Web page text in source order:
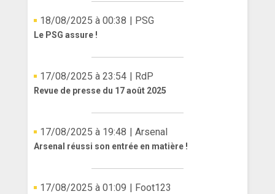
18/08/2025 à 00:38 | PSG
Le PSG assure !
17/08/2025 à 23:54 | RdP
Revue de presse du 17 août 2025
17/08/2025 à 19:48 | Arsenal
Arsenal réussi son entrée en matière !
17/08/2025 à 01:09 | Foot123